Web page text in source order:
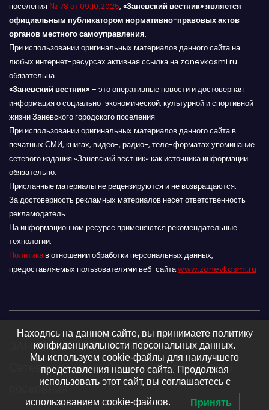
поселения № 78 от 09.10.2025, «Заневский вестник» является
официальным публикатором нормативно-правовых актов
органов местного самоуправления.
При использовании оригинальных материалов данного сайта на
любых интернет-ресурсах активная ссылка на zanevkasmi.ru
обязательна.
«Заневский вестник» – это оперативные новости и достоверная
информация о социально-экономической, культурной и спортивной
жизни Заневского городского поселения.
При использовании оригинальных материалов данного сайта в
печатных СМИ, книгах, видео-, радио-, теле-форматах упоминание
сетевого издания «Заневский вестник» как источника информации
обязательно.
Присланные материалы не рецензируются и не возвращаются.
За достоверность рекламных материалов несет ответственность
рекламодатель.
На информационном ресурсе применяются рекомендательные
технологии.
Политикав отношении обработки персональных данных,
предоставляемых пользователями веб-сайтаwww.zanevkasmi.ru
ЗАНЕВСКИЙ ВЕСТНИК 16+
Сетевое издание Заневского городского
поселения
Находясь на данном сайте, вы принимаете политику
конфиденциальности персональных данных.
Мы используем cookie-файлы для наилучшего
представления нашего сайта. Продолжая
использовать этот сайт, вы соглашаетесь с
использованием cookie-файлов. Принять